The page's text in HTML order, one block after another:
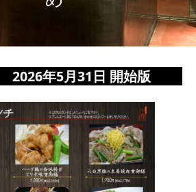
2026年5月31日 開始版